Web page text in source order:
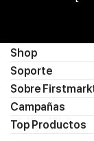
Shop
Soporte
Sobre
Campañas
Top Productos